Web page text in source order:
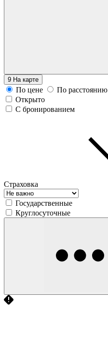
9 На карте
По цене
По расстоянию
Открыто
С бронированием
Страховка
Государственные
Круглосуточные